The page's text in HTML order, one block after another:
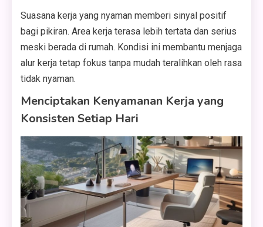
Suasana kerja yang nyaman memberi sinyal positif
bagi pikiran. Area kerja terasa lebih tertata dan serius
meski berada di rumah. Kondisi ini membantu menjaga
alur kerja tetap fokus tanpa mudah teralihkan oleh rasa
tidak nyaman.
Menciptakan Kenyamanan Kerja yang
Konsisten Setiap Hari